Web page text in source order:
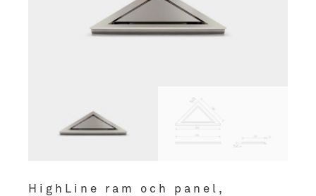
HighLine ram och panel,